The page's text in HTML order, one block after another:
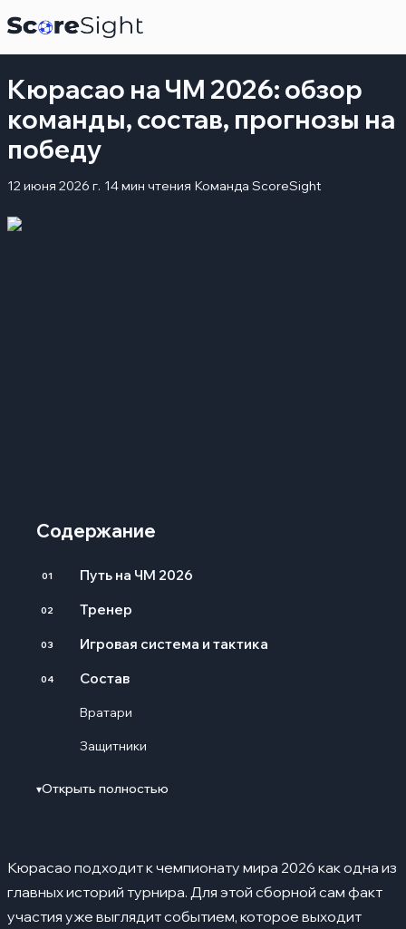
Кюрасао на ЧМ 2026: обзор
команды, состав, прогнозы на
победу
12 июня 2026 г. 14 мин чтения Команда ScoreSight
Содержание
01 Путь на ЧМ 2026
02 Тренер
03 Игровая система и тактика
04 Состав
Вратари
Защитники
Элой Ром
▾Открыть полностью
Кюрасао подходит к чемпионату мира 2026 как одна из
главных историй турнира. Для этой сборной сам факт
участия уже выглядит событием, которое выходит